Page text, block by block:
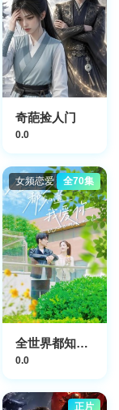
奇葩捡人门
0.0
女频恋爱 全70集
全世界都知道我爱你
0.0
正片